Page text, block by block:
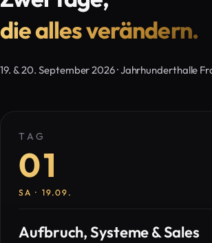
die alles verändern.
19. & 20. September 2026 · Jahrhunderthalle
TAG
01
SA · 19.09.
Aufbruch, Systeme & Sales